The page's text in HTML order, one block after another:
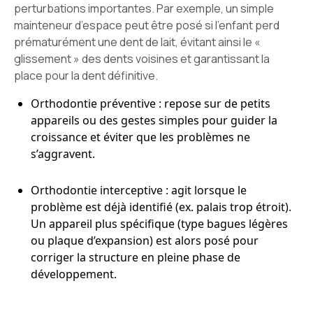
perturbations importantes. Par exemple, un simple
mainteneur d’espace peut être posé si l’enfant perd
prématurément une dent de lait, évitant ainsi le «
glissement » des dents voisines et garantissant la
place pour la dent définitive.
Orthodontie préventive : repose sur de petits
appareils ou des gestes simples pour guider la
croissance et éviter que les problèmes ne
s’aggravent.
Orthodontie interceptive : agit lorsque le
problème est déjà identifié (ex. palais trop étroit).
Un appareil plus spécifique (type bagues légères
ou plaque d’expansion) est alors posé pour
corriger la structure en pleine phase de
développement.